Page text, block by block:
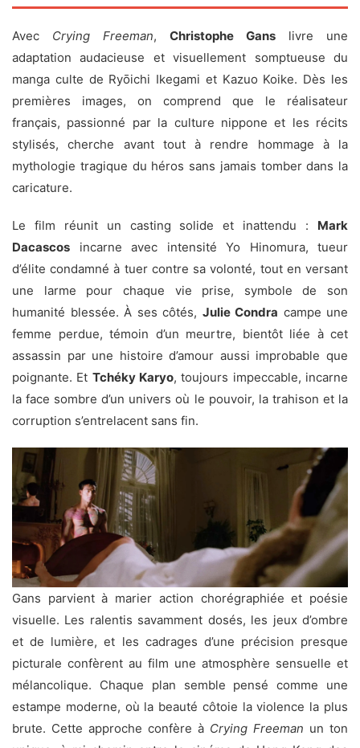
Avec Crying Freeman, Christophe Gans livre une
adaptation audacieuse et visuellement somptueuse du
manga culte de Ryōichi Ikegami et Kazuo Koike. Dès les
premières images, on comprend que le réalisateur
français, passionné par la culture nippone et les récits
stylisés, cherche avant tout à rendre hommage à la
mythologie tragique du héros sans jamais tomber dans la
caricature.
Le film réunit un casting solide et inattendu : Mark
Dacascos incarne avec intensité Yo Hinomura, tueur
d’élite condamné à tuer contre sa volonté, tout en versant
une larme pour chaque vie prise, symbole de son
humanité blessée. À ses côtés, Julie Condra campe une
femme perdue, témoin d’un meurtre, bientôt liée à cet
assassin par une histoire d’amour aussi improbable que
poignante. Et Tchéky Karyo, toujours impeccable, incarne
la face sombre d’un univers où le pouvoir, la trahison et la
corruption s’entrelacent sans fin.
Gans parvient à marier action chorégraphiée et poésie
visuelle. Les ralentis savamment dosés, les jeux d’ombre
et de lumière, et les cadrages d’une précision presque
picturale confèrent au film une atmosphère sensuelle et
mélancolique. Chaque plan semble pensé comme une
estampe moderne, où la beauté côtoie la violence la plus
brute. Cette approche confère à Crying Freeman un ton